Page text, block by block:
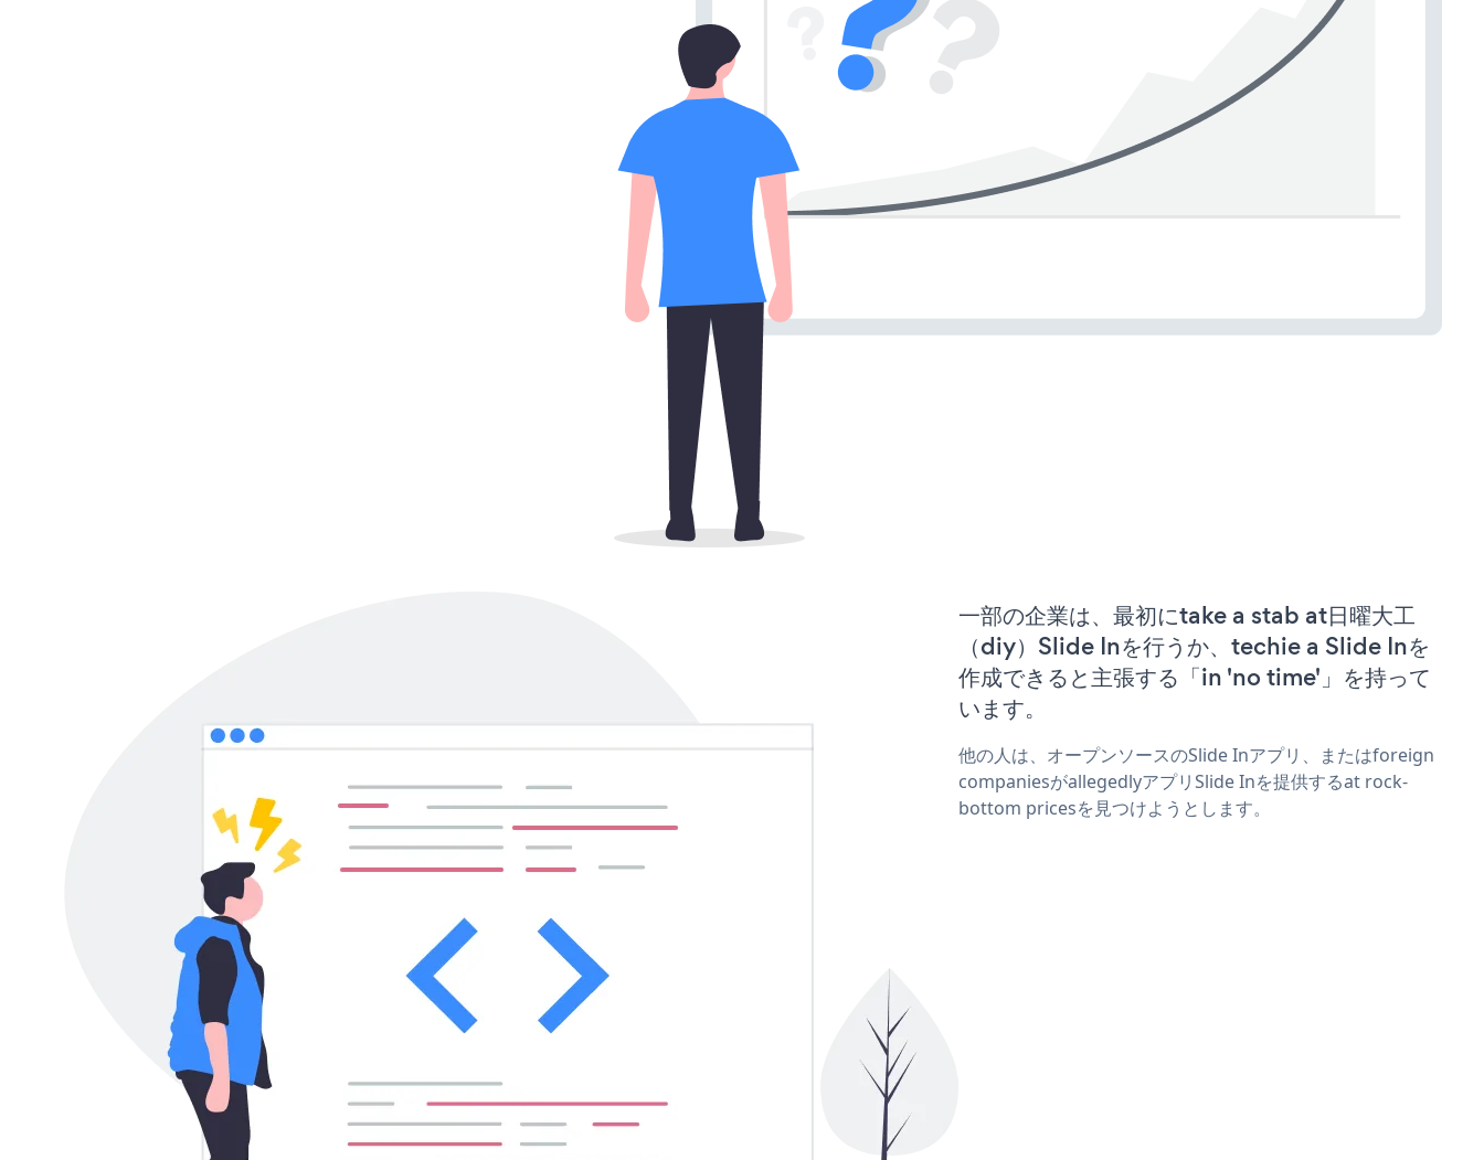
一部の企業は、最初にtake a stab at日曜大工
（diy）Slide Inを行うか、techie a Slide Inを
作成できると主張する「in 'no time'」を持って
います。
他の人は、オープンソースのSlide Inアプリ、またはforeign
companiesがallegedlyアプリSlide Inを提供するat rock-
bottom pricesを見つけようとします。